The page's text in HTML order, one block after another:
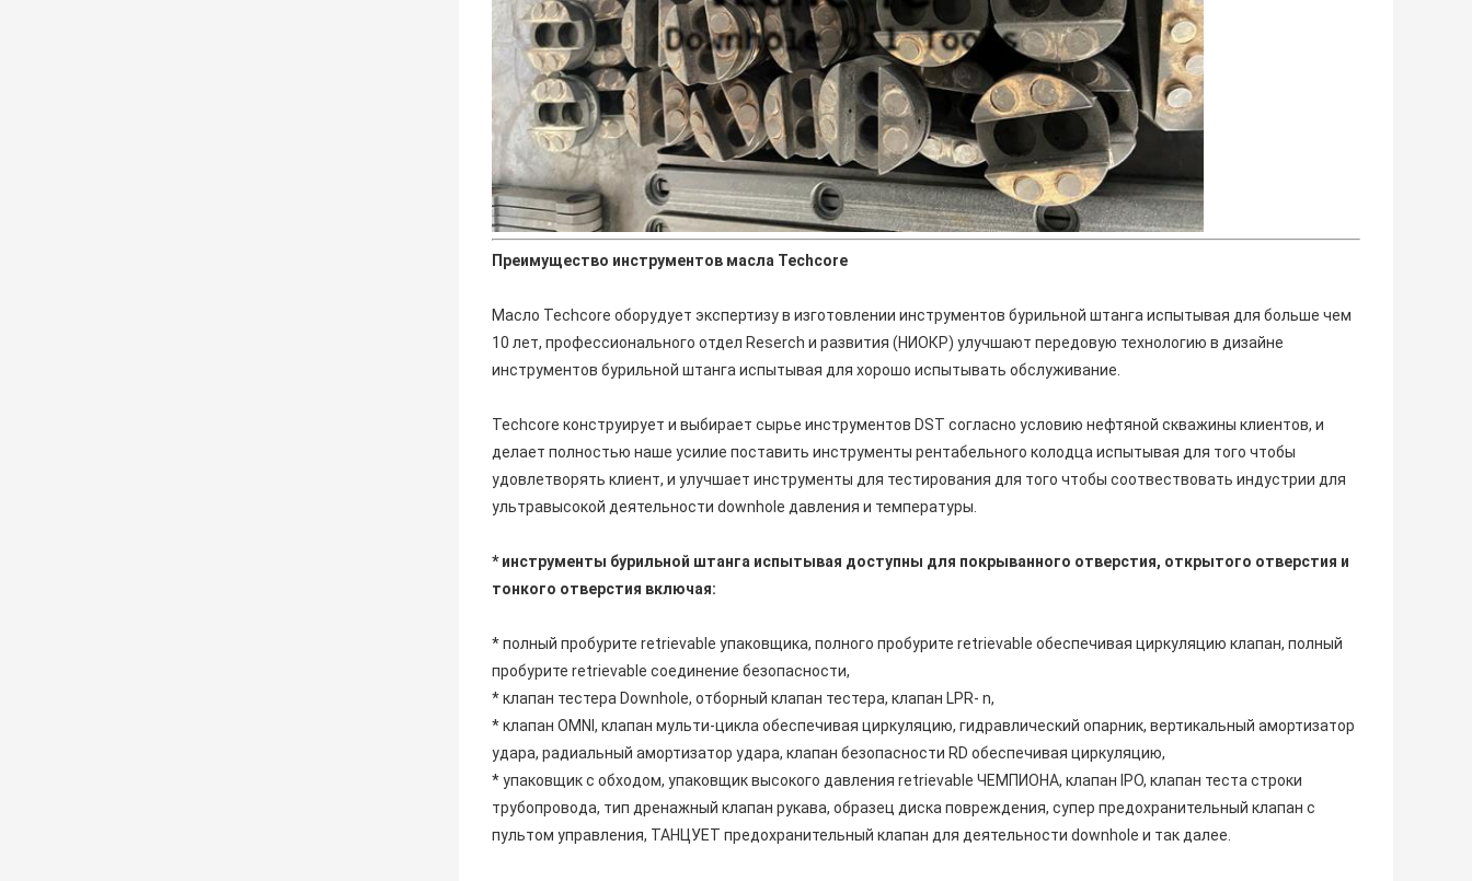
Преимущество инструментов масла Techcore
Масло Techcore оборудует экспертизу в изготовлении инструментов бурильной штанга испытывая для больше чем
10 лет, профессионального отдел Reserch и развития (НИОКР) улучшают передовую технологию в дизайне
инструментов бурильной штанга испытывая для хорошо испытывать обслуживание.
Techcore конструирует и выбирает сырье инструментов DST согласно условию нефтяной скважины клиентов, и
делает полностью наше усилие поставить инструменты рентабельного колодца испытывая для того чтобы
удовлетворять клиент, и улучшает инструменты для тестирования для того чтобы соотвествовать индустрии для
ультравысокой деятельности downhole давления и температуры.
* инструменты бурильной штанга испытывая доступны для покрыванного отверстия, открытого отверстия и
тонкого отверстия включая:
* полный пробурите retrievable упаковщика, полного пробурите retrievable обеспечивая циркуляцию клапан, полный
пробурите retrievable соединение безопасности,
* клапан тестера Downhole, отборный клапан тестера, клапан LPR- n,
* клапан OMNI, клапан мульти-цикла обеспечивая циркуляцию, гидравлический опарник, вертикальный амортизатор
удара, радиальный амортизатор удара, клапан безопасности RD обеспечивая циркуляцию,
* упаковщик с обходом, упаковщик высокого давления retrievable ЧЕМПИОНА, клапан IPO, клапан теста строки
трубопровода, тип дренажный клапан рукава, образец диска повреждения, супер предохранительный клапан с
пультом управления, ТАНЦУЕТ предохранительный клапан для деятельности downhole и так далее.